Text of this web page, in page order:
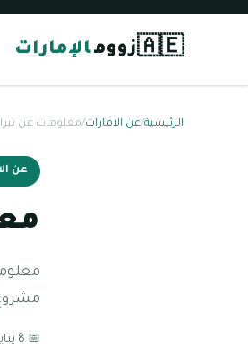
🇦🇪زوومالإمارات
الرئيسية/عن الامارات/معلومات عن تيرا
عن
مشروع
📅 8 يناير 2023